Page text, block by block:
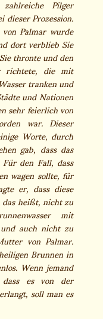
Prozession.
Palmar wurde
dort verblieb Sie
thronte und den
richtete, die mit
tranken und
und Nationen
sehr feierlich von
war. Dieser
Worte, durch
gab, dass das
den Fall, dass
wagen sollte, für
er, dass diese
heißt, nicht zu
mit
auch nicht zu
von Palmar.
Brunnen in
Wenn jemand
es von der
soll man es